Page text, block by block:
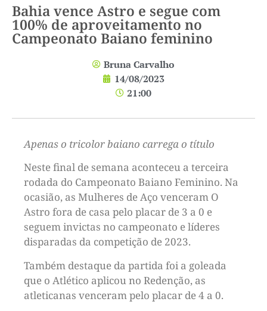
Bahia vence Astro e segue com
100% de aproveitamento no
Campeonato Baiano feminino
Bruna Carvalho
14/08/2023
21:00
Apenas o tricolor baiano carrega o título
Neste final de semana aconteceu a terceira
rodada do Campeonato Baiano Feminino. Na
ocasião, as Mulheres de Aço venceram O
Astro fora de casa pelo placar de 3 a 0 e
seguem invictas no campeonato e líderes
disparadas da competição de 2023.
Também destaque da partida foi a goleada
que o Atlético aplicou no Redenção, as
atleticanas venceram pelo placar de 4 a 0.